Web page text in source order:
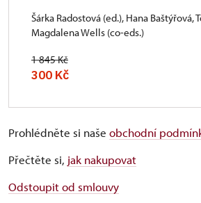
Šárka Radostová (ed.), Hana Baštýřová,
Magdalena Wells (co-eds.)
1 845 Kč
300 Kč
Prohlédněte si naše obchodní
Přečtěte si, jak nakupovat
Odstoupit od smlouvy